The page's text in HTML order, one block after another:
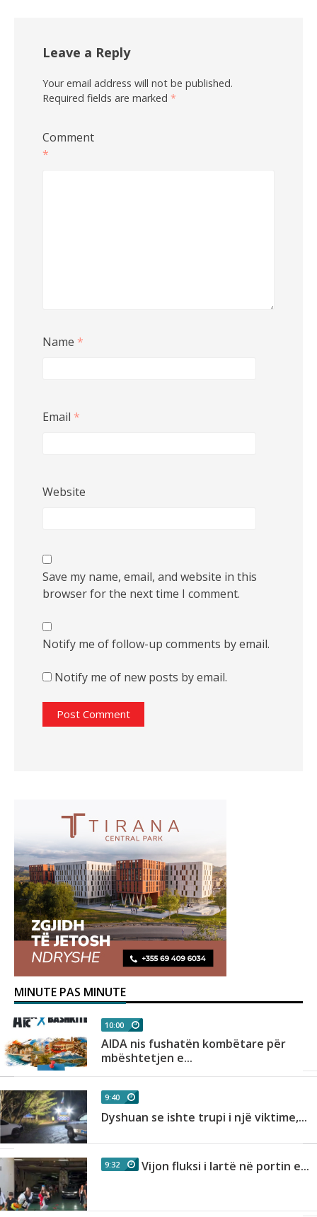
Leave a Reply
Your email address will not be published.
Required fields are marked *
Comment
*
Name *
Email *
Website
Save my name, email, and website in this
browser for the next time I comment.
Notify me of follow-up comments by email.
Notify me of new posts by email.
MINUTE PAS MINUTE
10:00
AIDA nis fushatën kombëtare për
mbështetjen e...
9:40
Dyshuan se ishte trupi i një viktime,...
9:32 Vijon fluksi i lartë në portin e...